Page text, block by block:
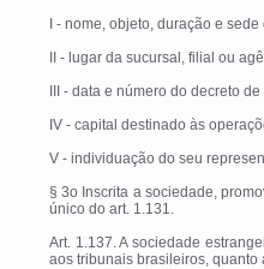
I - nome, objeto, duração e
II - lugar da sucursal, filial ou
III - data e número do decreto
IV - capital destinado às
V - individuação do seu
§ 3o Inscrita a sociedade,
único do art. 1.131.
Art. 1.137. A sociedade
aos tribunais brasileiros,